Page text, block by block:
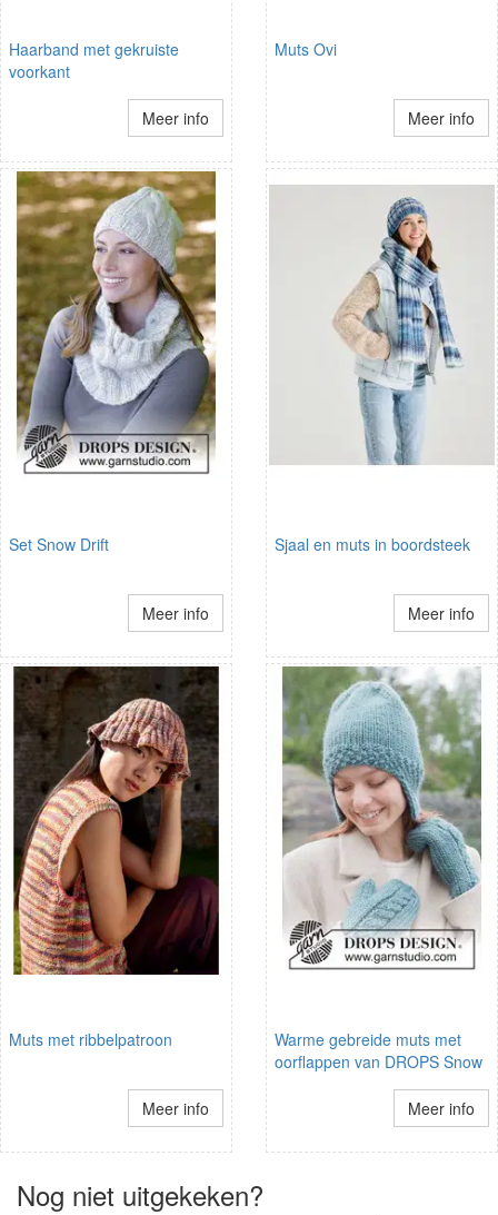
Haarband met gekruiste
voorkant
Meer info
Muts Ovi
Meer info
Set Snow Drift
Meer info
Sjaal en muts in boordsteek
Meer info
Muts met ribbelpatroon
Meer info
Warme gebreide muts met
oorflappen van DROPS Snow
Meer info
Nog niet uitgekeken?